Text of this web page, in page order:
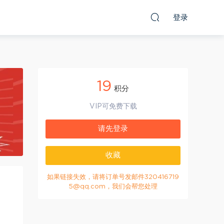
登录
19 积分
VIP可免费下载
请先登录
收藏
如果链接失效，请将订单号发邮件320416719
5@qq.com，我们会帮您处理